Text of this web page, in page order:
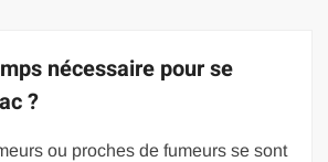
nécessaire pour se
?
ou proches de fumeurs se sont